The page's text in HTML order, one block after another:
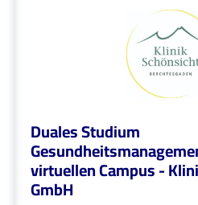
Duales Studium
virtuellen Campus -
GmbH